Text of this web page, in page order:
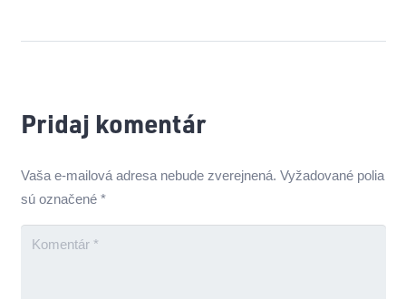
Pridaj komentár
Vaša e-mailová adresa nebude zverejnená. Vyžadované polia
sú označené *